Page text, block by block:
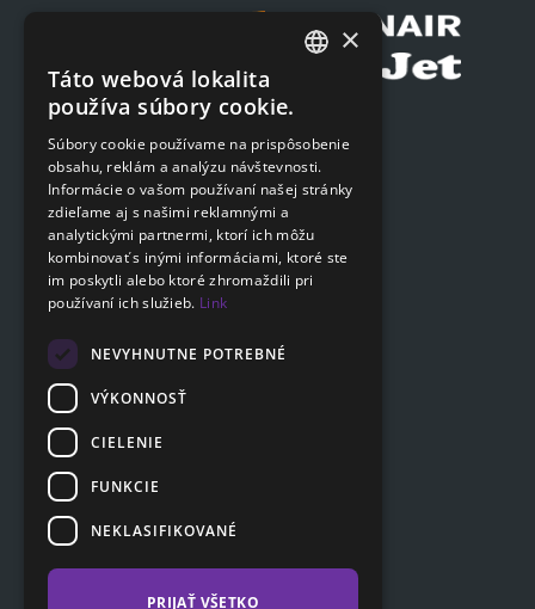
Podat on-line žiadosť
Podat on-line žiadosť
Navigácia
Cenník
Otázky a odpovede
Poradňa
Kontakty
SLOVAK
×
Táto webová lokalita
používa súbory cookie.
Súbory cookie používame na prispôsobenie
obsahu, reklám a analýzu návštevnosti.
Informácie o vašom používaní našej stránky
zdieľame aj s našimi reklamnými a
analytickými partnermi, ktorí ich môžu
kombinovať s inými informáciami, ktoré ste
im poskytli alebo ktoré zhromaždili pri
používaní ich služieb. Link
NEVYHNUTNE POTREBNÉ
VÝKONNOSŤ
CIELENIE
FUNKCIE
NEKLASIFIKOVANÉ
PRIJAŤ VŠETKO